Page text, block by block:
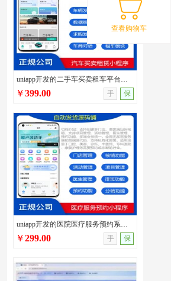
uniapp开发的二手车买卖租车平台源码/车辆发布/圈子交流/在线询价/在线二手车交易系统
￥399.00 手 保
uniapp开发的医院医疗服务预约系统源码/口腔医院/宠物医院/中医馆/服务行业预约管理系统
￥299.00 手 保
查看购物车